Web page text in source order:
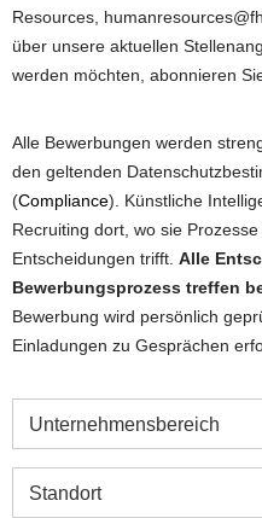
Resources,
über unsere aktuellen
werden möchten, abonnieren
Alle Bewerbungen werden
den geltenden
(Compliance). Künstliche
Recruiting dort, wo sie
Entscheidungen trifft. Alle
Bewerbungsprozess treffen
Bewerbung wird persönlich
Einladungen zu Gesprächen
Unternehmensbereich
Standort